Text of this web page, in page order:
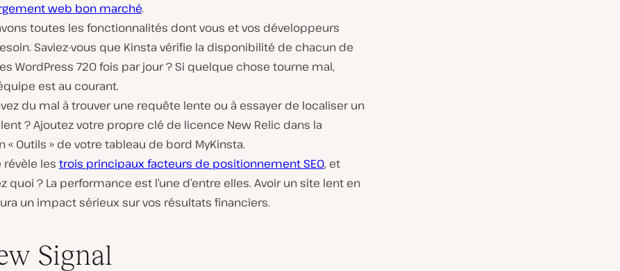
web bon marché.
toutes les fonctionnalités dont vous et vos développeurs
Saviez-vous que Kinsta vérifie la disponibilité de chacun de
WordPress 720 fois par jour ? Si quelque chose tourne mal,
est au courant.
du mal à trouver une requête lente ou à essayer de localiser un
? Ajoutez votre propre clé de licence New Relic dans la
« Outils » de votre tableau de bord MyKinsta.
révèle les trois principaux facteurs de positionnement SEO, et
quoi ? La performance est l’une d’entre elles. Avoir un site lent en
un impact sérieux sur vos résultats financiers.
Signal